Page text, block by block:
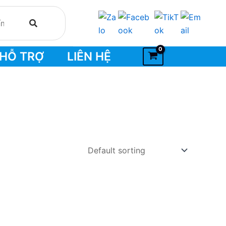
HỖ TRỢ LIÊN HỆ